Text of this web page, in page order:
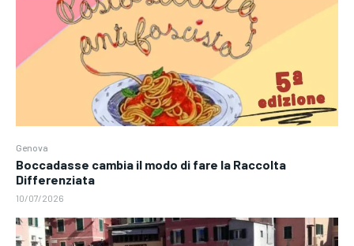
Genova
Boccadasse cambia il modo di fare la Raccolta
Differenziata
10/07/2026